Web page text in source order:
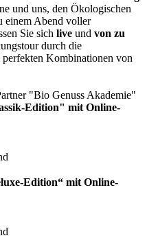
und uns, den Ökologischen
einem Abend voller
Sie sich live und von zu
durch die
Kombinationen von
"Bio Genuss Akademie"
Edition" mit Online-
Edition“ mit Online-